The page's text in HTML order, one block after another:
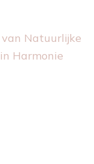
Natuurlijke
Harmonie